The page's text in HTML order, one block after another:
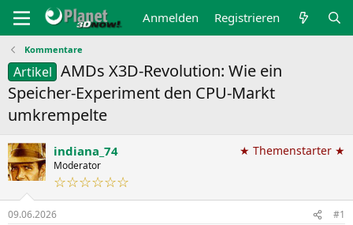
Anmelden Registrieren
Kommentare
Artikel AMDs X3D-Revolution: Wie ein
Speicher-Experiment den CPU-Markt
umkrempelte
indiana_74
Moderator
☆☆☆☆☆☆
★ Themenstarter ★
09.06.2026 #1